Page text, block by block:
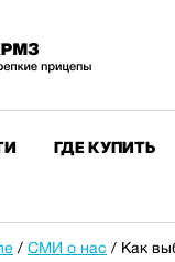
ГДЕ КУПИТЬ
/ СМИ о нас / Как